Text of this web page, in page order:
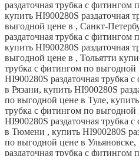
раздаточная трубка с
купить HI900280S раздаточная
выгодной цене в , Санкт-
раздаточная трубка с фитингом
купить HI900280S раздаточная
выгодной цене в , Тольятти
трубка с фитингом по выгодной
HI900280S раздаточная трубка
в Рязани, купить HI900280S
по выгодной цене в Туле,
трубка с фитингом по выгодной
HI900280S раздаточная трубка
в Тюмени , купить HI900280S
по выгодной цене в
раздаточная трубка с